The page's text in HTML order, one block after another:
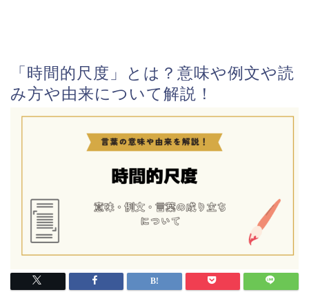
「時間的尺度」とは？意味や例文や読
み方や由来について解説！